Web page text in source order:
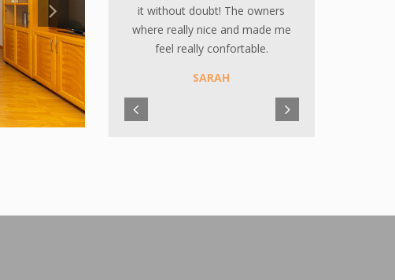
sehr freundlich. Wir empfehlen
diese Wohnung gerne weiter und
denken bei unserem nächsten